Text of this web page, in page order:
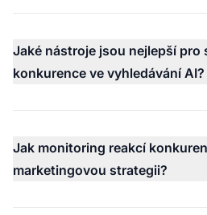
Jaké nástroje jsou nejlepší pro
konkurence ve vyhledávání AI?
Jak monitoring reakcí
marketingovou strategii?